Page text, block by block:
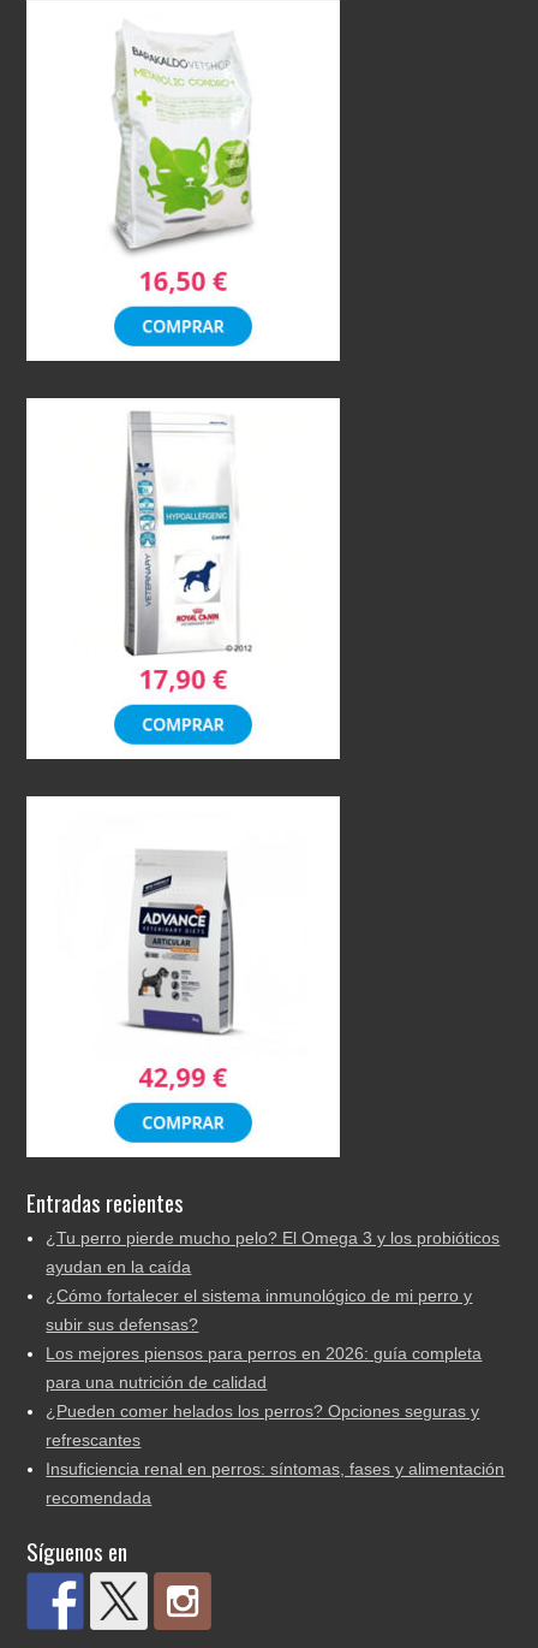
Entradas recientes
¿Tu perro pierde mucho pelo? El Omega 3 y los probióticos
ayudan en la caída
¿Cómo fortalecer el sistema inmunológico de mi perro y
subir sus defensas?
Los mejores piensos para perros en 2026: guía completa
para una nutrición de calidad
¿Pueden comer helados los perros? Opciones seguras y
refrescantes
Insuficiencia renal en perros: síntomas, fases y alimentación
recomendada
Síguenos en